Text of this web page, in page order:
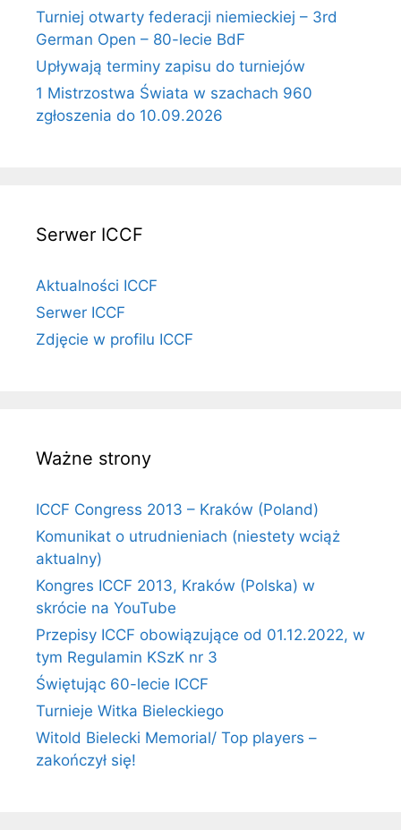
Turniej otwarty federacji niemieckiej – 3rd
German Open – 80-lecie BdF
Upływają terminy zapisu do turniejów
1 Mistrzostwa Świata w szachach 960
zgłoszenia do 10.09.2026
Serwer ICCF
Aktualności ICCF
Serwer ICCF
Zdjęcie w profilu ICCF
Ważne strony
ICCF Congress 2013 – Kraków (Poland)
Komunikat o utrudnieniach (niestety wciąż
aktualny)
Kongres ICCF 2013, Kraków (Polska) w
skrócie na YouTube
Przepisy ICCF obowiązujące od 01.12.2022, w
tym Regulamin KSzK nr 3
Świętując 60-lecie ICCF
Turnieje Witka Bieleckiego
Witold Bielecki Memorial/ Top players –
zakończył się!